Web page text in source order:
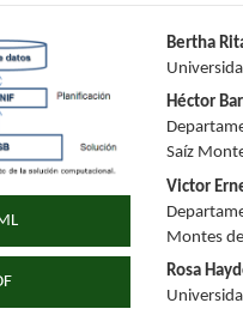
del
Bertha
Héctor
Saíz
Victor
Montes
Rosa